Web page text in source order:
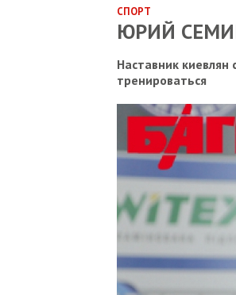
СПОРТ
ЮРИЙ
Наставник
тренироваться